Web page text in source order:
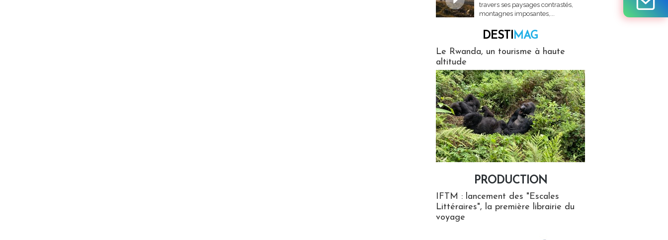
travers ses paysages contrastés,
montagnes imposantes,...
DESTIMAG
Le Rwanda, un tourisme à haute
altitude
PRODUCTION
IFTM : lancement des "Escales
Littéraires", la première librairie du
voyage